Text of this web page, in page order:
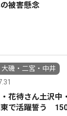
被害懸念
磯・二宮・中井
花待さん土沢
東で活躍誓う